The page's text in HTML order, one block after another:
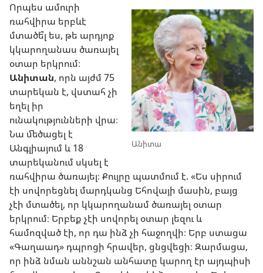
Անիտա
Որպես ամուրի
ռահվիրա երբևէ
մտածե՞լ ես, թե արդյոք
կկարողանաս ծառայել
օտար երկրում։
Անիտան, որն այժմ 75
տարեկան է, վստահ չի
եղել իր
ունակությունների վրա։
Նա մեծացել է
Անգլիայում և 18
տարեկանում սկսել է
ռահվիրա ծառայել։ Քույրը պատմում է. «Ես սիրում
էի սովորեցնել մարդկանց Եհովայի մասին, բայց
չէի մտածել, որ կկարողանամ ծառայել օտար
երկրում։ Երբեք չէի սովորել օտար լեզու և
համոզված էի, որ դա ինձ չի հաջողվի։ Երբ ստացա
«Գաղաադ» դպրոցի հրավեր, ցնցվեցի։ Զարմացա,
որ ինձ նման աննշան անհատը կարող էր այդպիսի